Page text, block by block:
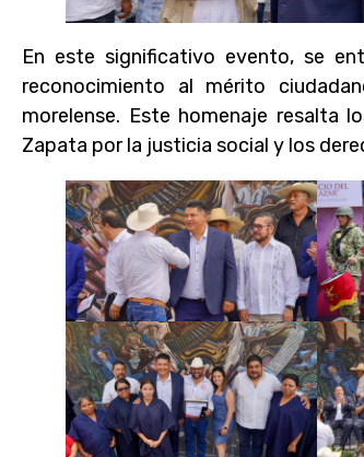
En este significativo evento, se
reconocimiento al mérito
morelense. Este homenaje resalta
Zapata por la justicia social y los